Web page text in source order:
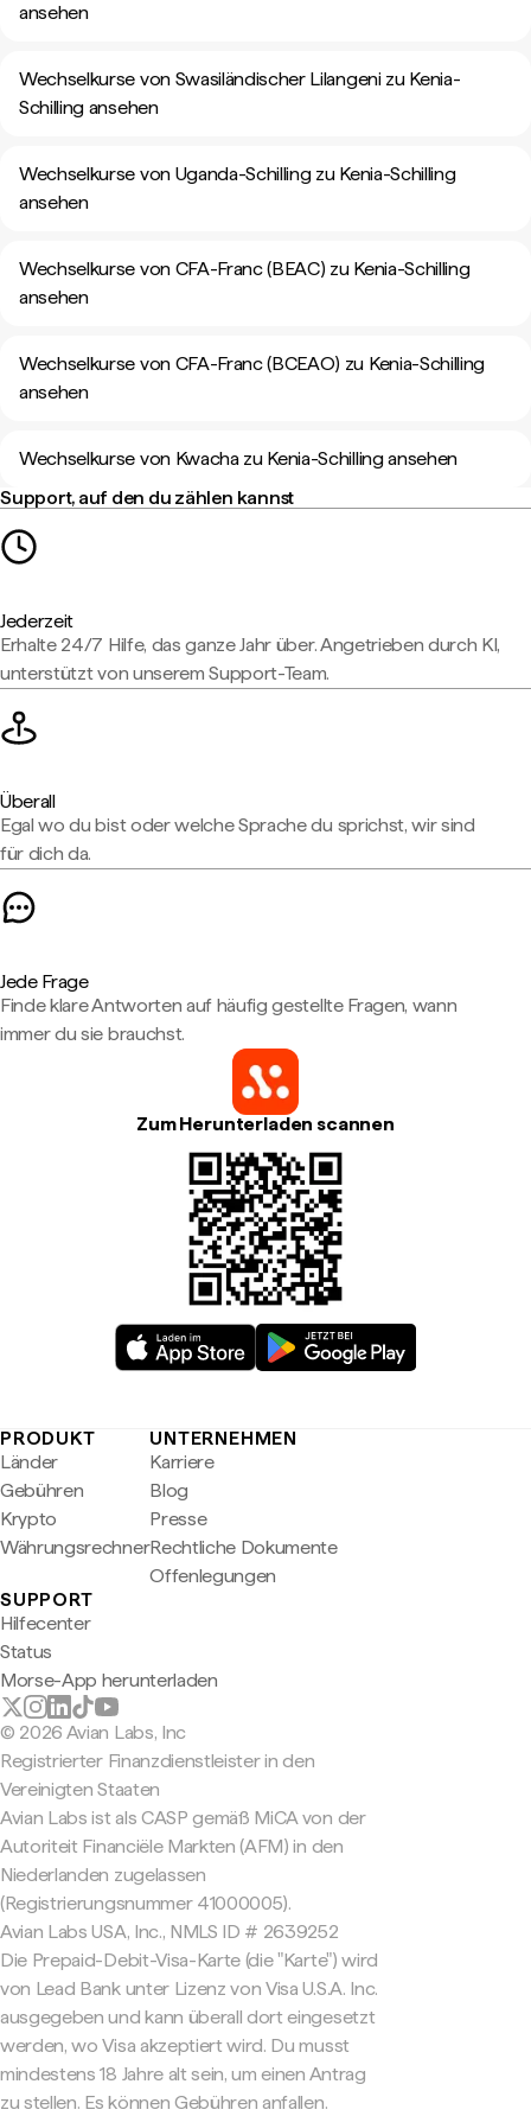
ansehen
Wechselkurse von Swasiländischer Lilangeni zu Kenia-
Schilling ansehen
Wechselkurse von Uganda-Schilling zu Kenia-Schilling
ansehen
Wechselkurse von CFA-Franc (BEAC) zu Kenia-Schilling
ansehen
Wechselkurse von CFA-Franc (BCEAO) zu Kenia-Schilling
ansehen
Wechselkurse von Kwacha zu Kenia-Schilling ansehen
Support, auf den du zählen kannst
Jederzeit
Erhalte 24/7 Hilfe, das ganze Jahr über. Angetrieben durch KI,
unterstützt von unserem Support-Team.
Überall
Egal wo du bist oder welche Sprache du sprichst, wir sind
für dich da.
Jede Frage
Finde klare Antworten auf häufig gestellte Fragen, wann
immer du sie brauchst.
Zum Herunterladen scannen
PRODUKT
Länder
Gebühren
Krypto
Währungsrechner
UNTERNEHMEN
Karriere
Blog
Presse
Rechtliche Dokumente
Offenlegungen
SUPPORT
Hilfecenter
Status
Morse-App herunterladen
© 2026 Avian Labs, Inc
Registrierter Finanzdienstleister in den
Vereinigten Staaten
Avian Labs ist als CASP gemäß MiCA von der
Autoriteit Financiële Markten (AFM) in den
Niederlanden zugelassen
(Registrierungsnummer 41000005).
Avian Labs USA, Inc., NMLS ID # 2639252
Die Prepaid-Debit-Visa-Karte (die "Karte") wird
von Lead Bank unter Lizenz von Visa U.S.A. Inc.
ausgegeben und kann überall dort eingesetzt
werden, wo Visa akzeptiert wird. Du musst
mindestens 18 Jahre alt sein, um einen Antrag
zu stellen. Es können Gebühren anfallen.